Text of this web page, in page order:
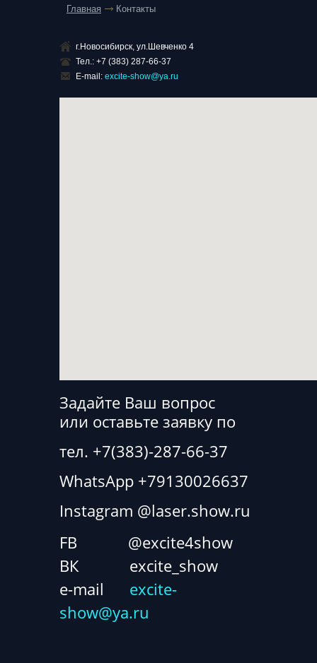
Главная Контакты
г.Новосибирск, ул.Шевченко 4
Тел.: +7 (383) 287-66-37
E-mail: excite-show@ya.ru
Задайте Ваш вопрос
или оставьте заявку по
тел. +7(383)-287-66-37
WhatsApp +79130026637
Instagram @laser.show.ru
FB @excite4show
ВК excite_show
e-mail excite-
show@ya.ru